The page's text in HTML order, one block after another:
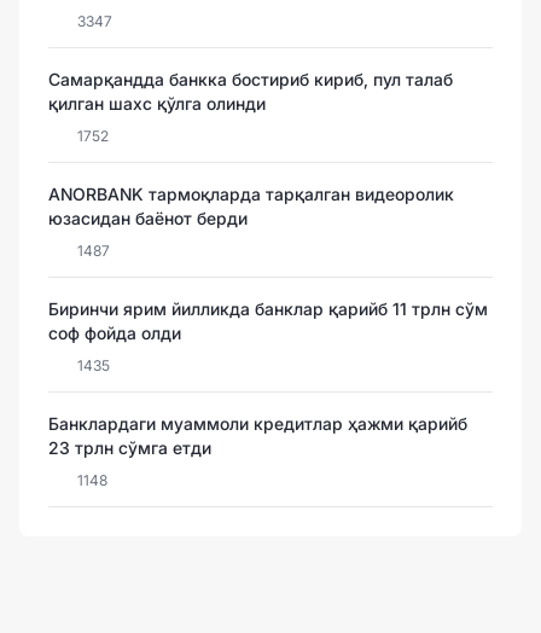
3347
Самарқандда банкка бостириб кириб, пул талаб
қилган шахс қўлга олинди
1752
ANORBANK тармоқларда тарқалган видеоролик
юзасидан баёнот берди
1487
Биринчи ярим йилликда банклар қарийб 11 трлн сўм
соф фойда олди
1435
Банклардаги муаммоли кредитлар ҳажми қарийб
23 трлн сўмга етди
1148